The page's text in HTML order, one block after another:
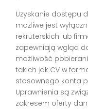
Uzyskanie dostępu
możliwe jest
rekruterskich lub
zapewniają wgląd
możliwość
takich jak CV w
stosownego konta
Uprawnienia są
zakresem oferty